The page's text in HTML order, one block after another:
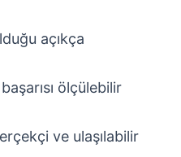
açıkça
ölçülebilir
ve ulaşılabilir